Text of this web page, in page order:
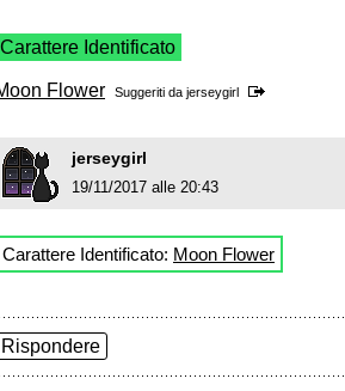
Carattere Identificato
Flower Suggeriti da jerseygirl
jerseygirl
19/11/2017 alle 20:43
Carattere Identificato: Moon Flower
Rispondere